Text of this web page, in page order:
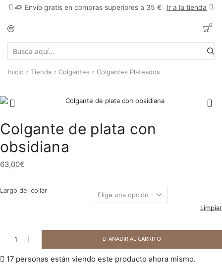
Envío gratis en compras superiores a 35 € Ir a la tienda
0
Inicio Tienda Colgantes Colgantes Plateados
Colgante de plata con
obsidiana
63,00€
Largo del collar
Limpiar
con
AÑADIR AL CARRITO
17 personas están viendo este producto ahora mismo.